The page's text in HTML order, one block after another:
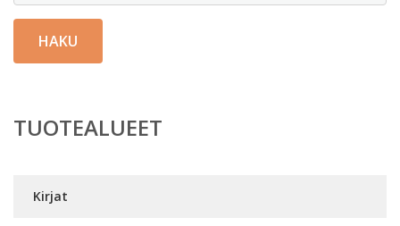
HAKU
TUOTEALUEET
Kirjat